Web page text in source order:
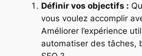
Définir vos objectifs :
vous voulez accomplir
Améliorer l’expérience
automatiser des tâches,